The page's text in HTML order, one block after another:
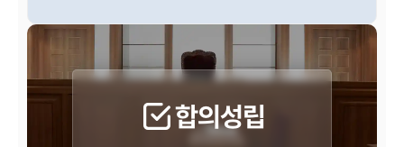
합의성립